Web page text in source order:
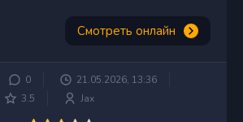
Смотреть онлайн
0
21.05.2026, 13:36
3.5
Jax